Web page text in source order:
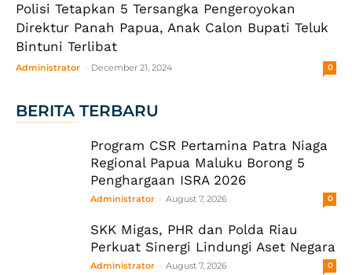
Polisi Tetapkan 5 Tersangka Pengeroyokan
Direktur Panah Papua, Anak Calon Bupati Teluk
Bintuni Terlibat
Administrator - December 21, 2024 0
BERITA TERBARU
Program CSR Pertamina Patra Niaga
Regional Papua Maluku Borong 5
Penghargaan ISRA 2026
Administrator - August 7, 2026 0
SKK Migas, PHR dan Polda Riau
Perkuat Sinergi Lindungi Aset Negara
Administrator - August 7, 2026 0